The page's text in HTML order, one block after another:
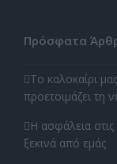
Πρόσφατα
Το καλοκαίρι
προετοιμάζει τη
Η ασφάλεια στις
ξεκινά από εμάς